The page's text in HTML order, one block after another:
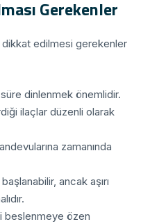
Gerekenler
edilmesi gerekenler
dinlenmek önemlidir.
ilaçlar düzenli olarak
zamanında
ancak aşırı
beslenmeye özen